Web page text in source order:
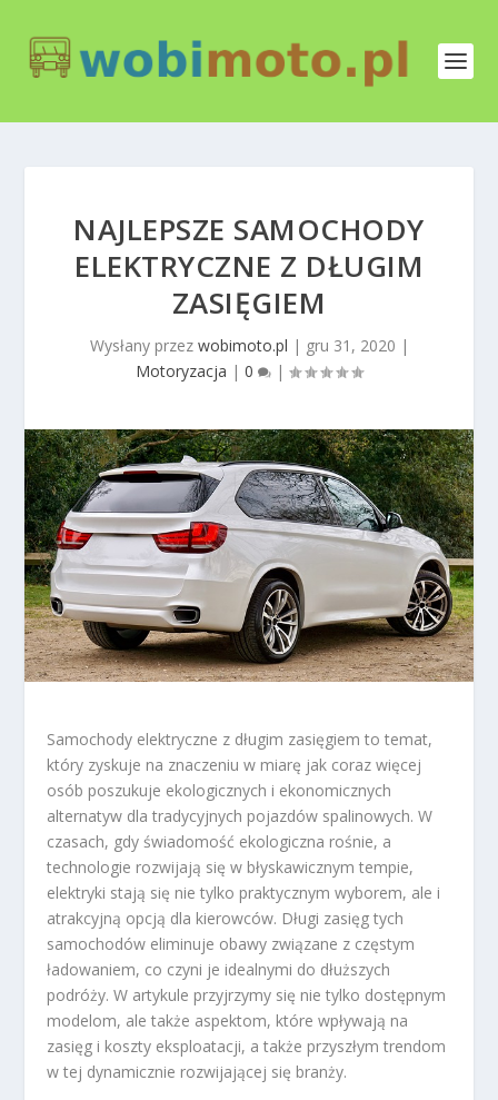
NAJLEPSZE SAMOCHODY
ELEKTRYCZNE Z DŁUGIM
ZASIĘGIEM
Wysłany przez wobimoto.pl | gru 31, 2020 |
Motoryzacja | 0 |
Samochody elektryczne z długim zasięgiem to temat,
który zyskuje na znaczeniu w miarę jak coraz więcej
osób poszukuje ekologicznych i ekonomicznych
alternatyw dla tradycyjnych pojazdów spalinowych. W
czasach, gdy świadomość ekologiczna rośnie, a
technologie rozwijają się w błyskawicznym tempie,
elektryki stają się nie tylko praktycznym wyborem, ale i
atrakcyjną opcją dla kierowców. Długi zasięg tych
samochodów eliminuje obawy związane z częstym
ładowaniem, co czyni je idealnymi do dłuższych
podróży. W artykule przyjrzymy się nie tylko dostępnym
modelom, ale także aspektom, które wpływają na
zasięg i koszty eksploatacji, a także przyszłym trendom
w tej dynamicznie rozwijającej się branży.